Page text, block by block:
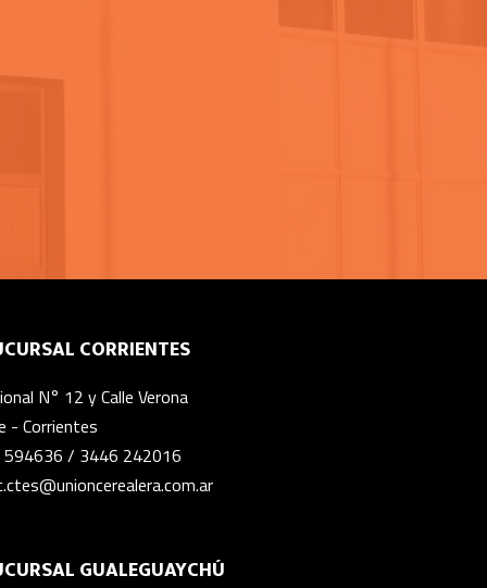
CORRIENTES
N° 12 y Calle Verona
- Corrientes
/ 3446 242016
GUALEGUAYCHÚ